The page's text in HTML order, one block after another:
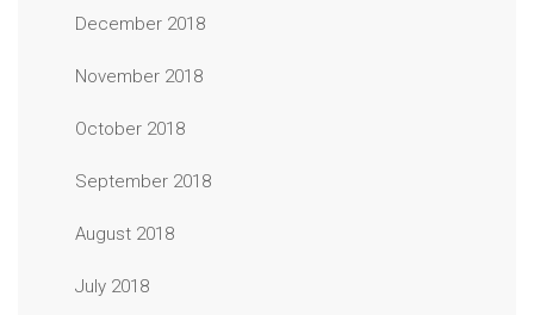
December 2018
November 2018
October 2018
September 2018
August 2018
July 2018